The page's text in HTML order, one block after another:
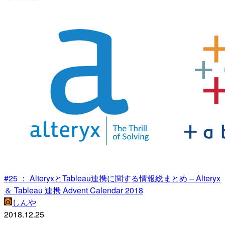
#25 ： AlteryxとTableau連携に関する情報総まとめ – Alteryx
＆ Tableau 連携 Advent Calendar 2018
しんや
2018.12.25